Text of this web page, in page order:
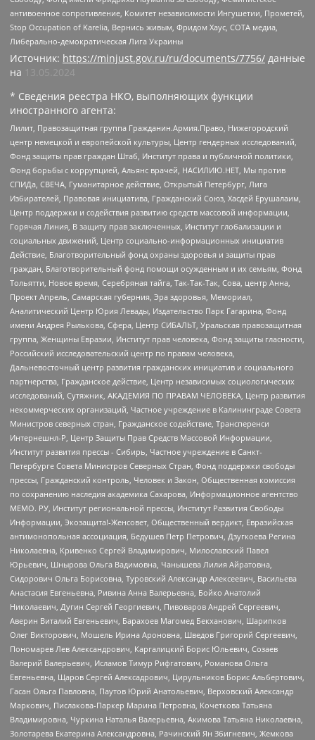
антивоенное сопротивление, Комитет независимости Ингушетии, Прометей,
Stop Occupation of Karelia, Вернись живым, Фридом Хаус, СОТА медиа,
Либерально-демократическая Лига Украины
Источник: https://minjust.gov.ru/ru/documents/7756/ данные
на
13.05.2024
* Сведения реестра НКО, выполняющих функции
иностранного агента:
Лилит, Правозащитная группа Гражданин.Армия.Право, Нижегородский
центр немецкой и европейской культуры, Центр гендерных исследований,
Фонд защиты прав граждан Штаб, Институт права и публичной политики,
Фонд борьбы с коррупцией, Альянс врачей, НАСИЛИЮ.НЕТ, Мы против
СПИДа, СВЕЧА, Гуманитарное действие, Открытый Петербург, Лига
Избирателей, Правовая инициатива, Гражданский Союз, Хасдей Ерушалаим,
Центр поддержки и содействия развитию средств массовой информации,
Горячая Линия, В защиту прав заключенных, Институт глобализации и
социальных движений, Центр социально-информационных инициатив
Действие, Благотворительный фонд охраны здоровья и защиты прав
граждан, Благотворительный фонд помощи осужденным и их семьям, Фонд
Тольятти, Новое время, Серебряная тайга, Так-Так-Так, Сова, центр Анна,
Проект Апрель, Самарская губерния, Эра здоровья, Мемориал,
Аналитический Центр Юрия Левады, Издательство Парк Гагарина, Фонд
имени Андрея Рылькова, Сфера, Центр СИБАЛЬТ, Уральская правозащитная
группа, Женщины Евразии, Институт прав человека, Фонд защиты гласности,
Российский исследовательский центр по правам человека,
Дальневосточный центр развития гражданских инициатив и социального
партнерства, Гражданское действие, Центр независимых социологических
исследований, Сутяжник, АКАДЕМИЯ ПО ПРАВАМ ЧЕЛОВЕКА, Центр развития
некоммерческих организаций, Частное учреждение в Калининграде Совета
Министров северных стран, Гражданское содействие, Трансперенси
Интернешнл-Р, Центр Защиты Прав Средств Массовой Информации,
Институт развития прессы - Сибирь, Частное учреждение в Санкт-
Петербурге Совета Министров Северных Стран, Фонд поддержки свободы
прессы, Гражданский контроль, Человек и Закон, Общественная комиссия
по сохранению наследия академика Сахарова, Информационное агентство
МЕМО. РУ, Институт региональной прессы, Институт Развития Свободы
Информации, Экозащита!-Женсовет, Общественный вердикт, Евразийская
антимонопольная ассоциация, Бедушев Петр Петрович, Дзугкоева Регина
Николаевна, Кривенко Сергей Владимирович, Милославский Павел
Юрьевич, Шнырова Ольга Вадимовна, Чанышева Лилия Айратовна,
Сидорович Ольга Борисовна, Туровский Александр Алексеевич, Васильева
Анастасия Евгеньевна, Ривина Анна Валерьевна, Бойко Анатолий
Николаевич, Дугин Сергей Георгиевич, Пивоваров Андрей Сергеевич,
Аверин Виталий Евгеньевич, Барахоев Магомед Бекханович, Шарипков
Олег Викторович, Мошель Ирина Ароновна, Шведов Григорий Сергеевич,
Пономарев Лев Александрович, Каргалицкий Борис Юльевич, Созаев
Валерий Валерьевич, Исламов Тимур Рифгатович, Романова Ольга
Евгеньевна, Щаров Сергей Алексадрович, Цирульников Борис Альбертович,
Гасан Ольга Павловна, Паутов Юрий Анатольевич, Верховский Александр
Маркович, Пислакова-Паркер Марина Петровна, Кочеткова Татьяна
Владимировна, Чуркина Наталья Валерьевна, Акимова Татьяна Николаевна,
Золотарева Екатерина Александровна, Рачинский Ян Збигневич, Жемкова